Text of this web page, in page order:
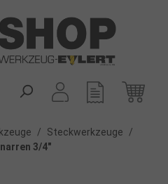
/ Steckwerkzeuge
/
3/4"